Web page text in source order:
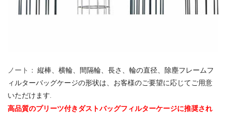
ノート： 縦棒、横輪、間隔輪、長さ、輪の直径、除塵フレームフ
ィルターバッグケージの形状は、お客様のご要望に応じてご用意
いただけます.
高品質のプリーツ付きダストバッグフィルターケージに推奨され